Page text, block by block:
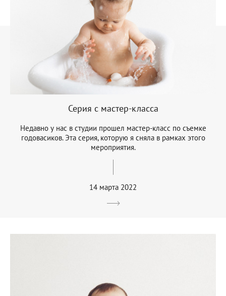
Серия с мастер-класса
Недавно у нас в студии прошел мастер-класс по съемке
годовасиков. Эта серия, которую я сняла в рамках этого
мероприятия.
14 марта 2022